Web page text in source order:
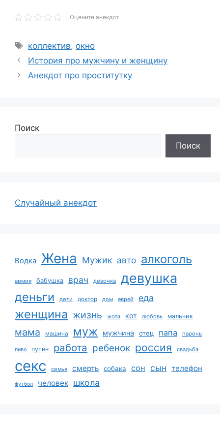
Оцените анекдот
Метки
коллектив, окно
История про мужчину и женщину
Анекдот про проститутку
Поиск
Поиск
Случайный анекдот
Водка Жена Мужик авто алкоголь
армия бабушка врач девочка девушка
деньги дети доктор дом еврей еда
женщина жизнь жопа кот любовь мальчик
мама машина муж мужчина отец папа парень
пиво путин работа ребенок россия свадьба
секс семья смерть собака сон сын телефон
футбол человек школа